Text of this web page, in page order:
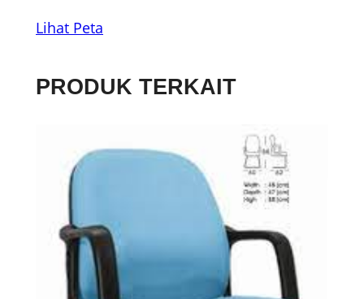
Lihat Peta
PRODUK TERKAIT